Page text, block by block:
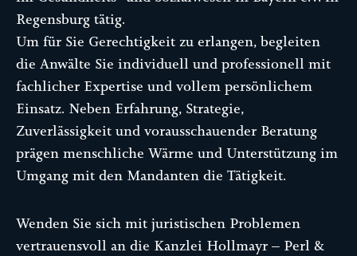
Regensburg tätig.
Um für Sie Gerechtigkeit zu erlangen, begleiten
die Anwälte Sie individuell und professionell mit
fachlicher Expertise und vollem persönlichem
Einsatz. Neben Erfahrung, Strategie,
Zuverlässigkeit und vorausschauender Beratung
prägen menschliche Wärme und Unterstützung im
Umgang mit den Mandanten die Tätigkeit.
Wenden Sie sich mit juristischen Problemen
vertrauensvoll an die Kanzlei Hollmayr – Perl &